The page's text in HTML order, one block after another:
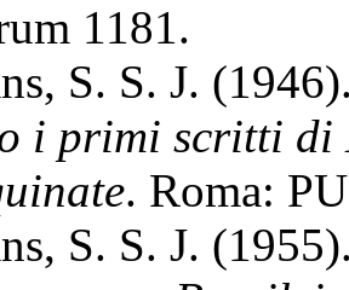
1181.
S. S. J.
i primi scritti di
. Roma:
S. S. J.